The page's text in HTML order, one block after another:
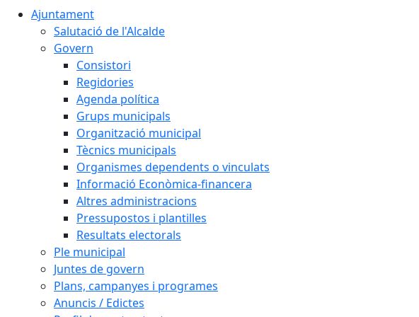
Ajuntament
Salutació de l'Alcalde
Govern
Consistori
Regidories
Agenda política
Grups municipals
Organització municipal
Tècnics municipals
Organismes dependents o vinculats
Informació Econòmica-financera
Altres administracions
Pressupostos i plantilles
Resultats electorals
Ple municipal
Juntes de govern
Plans, campanyes i programes
Anuncis / Edictes